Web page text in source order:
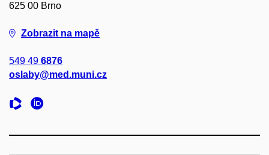
625 00 Brno
Zobrazit na mapě
549 49 6876
oslaby@med.muni.cz